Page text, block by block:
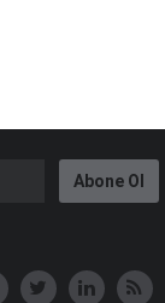
Abone Ol